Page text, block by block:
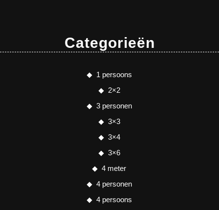
Categorieën
1 persoons
2×2
3 personen
3×3
3×4
3×6
4 meter
4 personen
4 persoons